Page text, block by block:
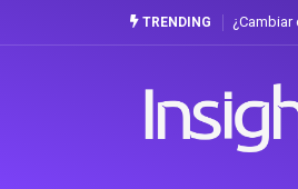
TRENDING